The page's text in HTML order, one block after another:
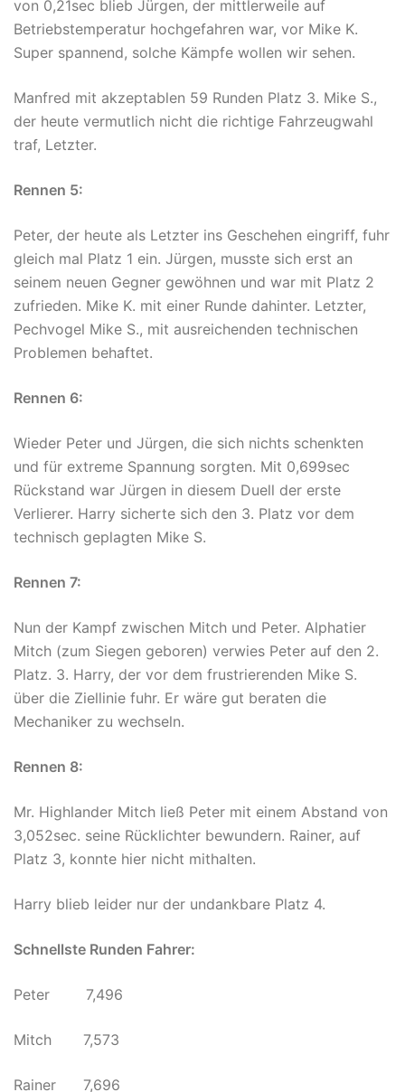
von 0,21sec blieb Jürgen, der mittlerweile auf
Betriebstemperatur hochgefahren war, vor Mike K.
Super spannend, solche Kämpfe wollen wir sehen.
Manfred mit akzeptablen 59 Runden Platz 3. Mike S.,
der heute vermutlich nicht die richtige Fahrzeugwahl
traf, Letzter.
Rennen 5:
Peter, der heute als Letzter ins Geschehen eingriff, fuhr
gleich mal Platz 1 ein. Jürgen, musste sich erst an
seinem neuen Gegner gewöhnen und war mit Platz 2
zufrieden. Mike K. mit einer Runde dahinter. Letzter,
Pechvogel Mike S., mit ausreichenden technischen
Problemen behaftet.
Rennen 6:
Wieder Peter und Jürgen, die sich nichts schenkten
und für extreme Spannung sorgten. Mit 0,699sec
Rückstand war Jürgen in diesem Duell der erste
Verlierer. Harry sicherte sich den 3. Platz vor dem
technisch geplagten Mike S.
Rennen 7:
Nun der Kampf zwischen Mitch und Peter. Alphatier
Mitch (zum Siegen geboren) verwies Peter auf den 2.
Platz. 3. Harry, der vor dem frustrierenden Mike S.
über die Ziellinie fuhr. Er wäre gut beraten die
Mechaniker zu wechseln.
Rennen 8:
Mr. Highlander Mitch ließ Peter mit einem Abstand von
3,052sec. seine Rücklichter bewundern. Rainer, auf
Platz 3, konnte hier nicht mithalten.
Harry blieb leider nur der undankbare Platz 4.
Schnellste Runden Fahrer:
Peter 7,496
Mitch 7,573
Rainer 7,696